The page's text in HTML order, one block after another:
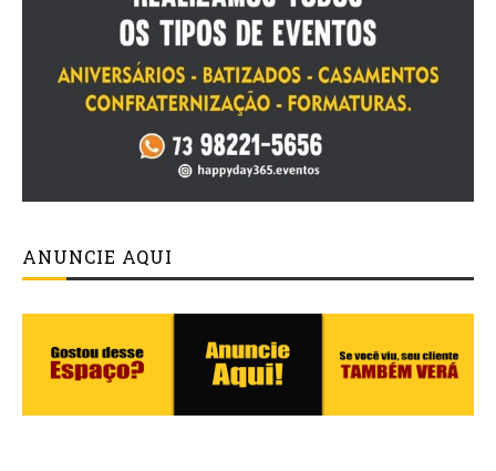
ANUNCIE AQUI